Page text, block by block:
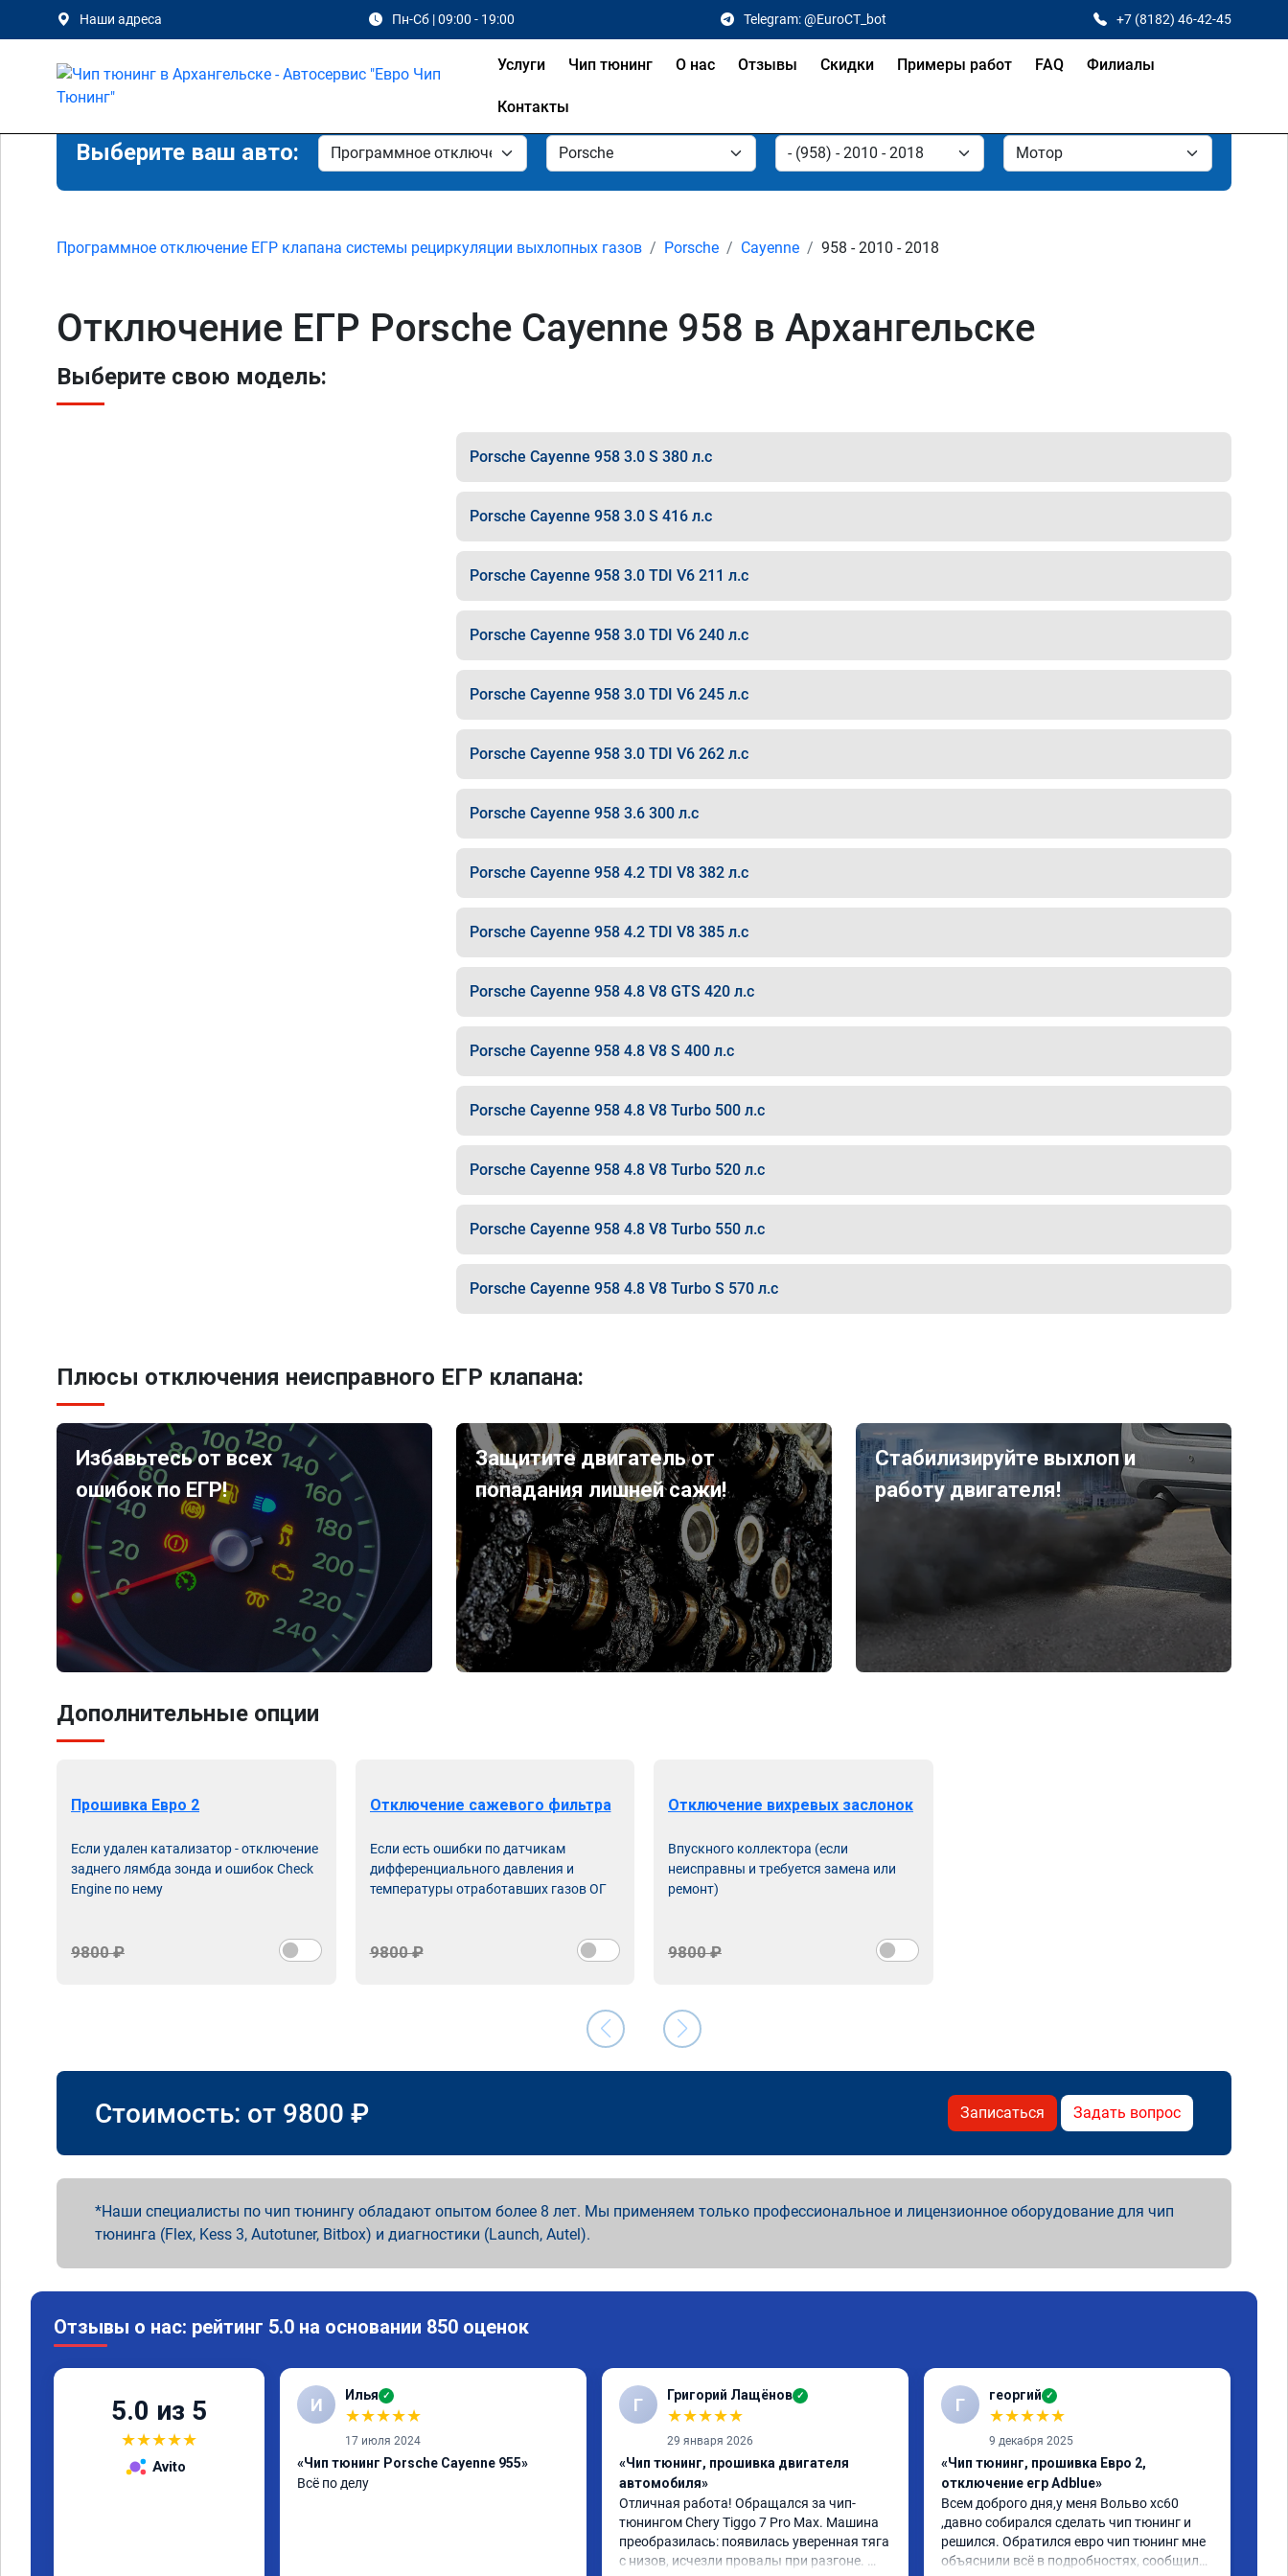
Наши адреса Пн-Сб | 09:00 - 19:00 Telegram: @EuroCT_bot +7 (8182) 46-42-45
Услуги Чип тюнинг О нас Отзывы Скидки Примеры работ FAQ Филиалы
Контакты
Выберите ваш авто:
Программное отключение ЕГР клапана системы рециркуляции выхлопных газов Porsche Cayenne 958 - 2010 - 2018
Отключение ЕГР Porsche Cayenne 958 в Архангельске
Выберите свою модель:
Porsche Cayenne 958 3.0 S 380 л.с
Porsche Cayenne 958 3.0 S 416 л.с
Porsche Cayenne 958 3.0 TDI V6 211 л.с
Porsche Cayenne 958 3.0 TDI V6 240 л.с
Porsche Cayenne 958 3.0 TDI V6 245 л.с
Porsche Cayenne 958 3.0 TDI V6 262 л.с
Porsche Cayenne 958 3.6 300 л.с
Porsche Cayenne 958 4.2 TDI V8 382 л.с
Porsche Cayenne 958 4.2 TDI V8 385 л.с
Porsche Cayenne 958 4.8 V8 GTS 420 л.с
Porsche Cayenne 958 4.8 V8 S 400 л.с
Porsche Cayenne 958 4.8 V8 Turbo 500 л.с
Porsche Cayenne 958 4.8 V8 Turbo 520 л.с
Porsche Cayenne 958 4.8 V8 Turbo 550 л.с
Porsche Cayenne 958 4.8 V8 Turbo S 570 л.с
Плюсы отключения неисправного ЕГР клапана:
Избавьтесь от всех
ошибок по ЕГР!
Защитите двигатель от
попадания лишней сажи!
Стабилизируйте выхлоп и
работу двигателя!
Дополнительные опции
Прошивка Евро 2
Если удален катализатор - отключение
заднего лямбда зонда и ошибок Check
Engine по нему
9800 ₽
Отключение сажевого фильтра
Если есть ошибки по датчикам
дифференциального давления и
температуры отработавших газов ОГ
9800 ₽
Отключение вихревых заслонок
Впускного коллектора (если
неисправны и требуется замена или
ремонт)
9800 ₽
Стоимость: от 9800 ₽ Записаться Задать вопрос
Наши специалисты по чип тюнингу обладают опытом более 8 лет. Мы применяем только профессиональное и лицензионное оборудование для чип
тюнинга (Flex, Kess 3, Autotuner, Bitbox) и диагностики (Launch, Autel).
Отзывы о нас: рейтинг 5.0 на основании 850 оценок
5.0 из 5
★★★★★
Avito
И Илья ✓
★★★★★
17 июля 2024
«Чип тюнинг Porsche Cayenne 955»
Всё по делу
Г Григорий Лащёнов ✓
★★★★★
29 января 2026
«Чип тюнинг, прошивка двигателя
автомобиля»
Отличная работа! Обращался за чип-
тюнингом Chery Tiggo 7 Pro Max. Машина
преобразилась: появилась уверенная тяга
с низов, исчезли провалы при разгоне.
Г георгий ✓
★★★★★
9 декабря 2025
«Чип тюнинг, прошивка Евро 2,
отключение егр Adblue»
Всем доброго дня,у меня Вольво xc60
,давно собирался сделать чип тюнинг и
решился. Обратился евро чип тюнинг мне
объяснили всё в подробностях, сообщили